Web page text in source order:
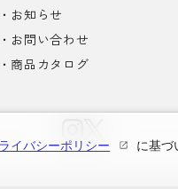
お知らせ
お問い合わせ
商品カタログ
イバシーポリシー に基づ